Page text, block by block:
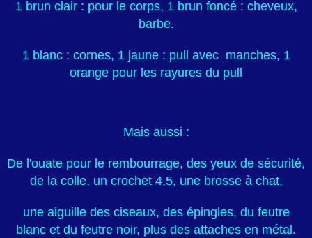
1 brun clair : pour le corps, 1 brun foncé : cheveux,
barbe.
1 blanc : cornes, 1 jaune : pull avec manches, 1
orange pour les rayures du pull
Mais aussi :
De l'ouate pour le rembourrage, des yeux de sécurité,
de la colle, un crochet 4,5, une brosse à chat,
une aiguille des ciseaux, des épingles, du feutre
blanc et du feutre noir, plus des attaches en métal.